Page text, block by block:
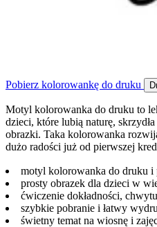
Pobierz kolorowankę do druku
Motyl kolorowanka do druku to
dzieci, które lubią naturę,
obrazki. Taka kolorowanka
dużo radości już od pierwszej
motyl kolorowanka do druku i
prosty obrazek dla dzieci w
ćwiczenie dokładności,
szybkie pobranie i łatwy
świetny temat na wiosnę i